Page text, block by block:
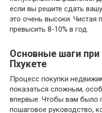
если вы решите сдать
это очень высоки.
превысить 8-10% в год.
Основные шаги при
Пхукете
Процесс покупки
показаться сложным,
впервые. Чтобы вам было
пошаговое руководство,